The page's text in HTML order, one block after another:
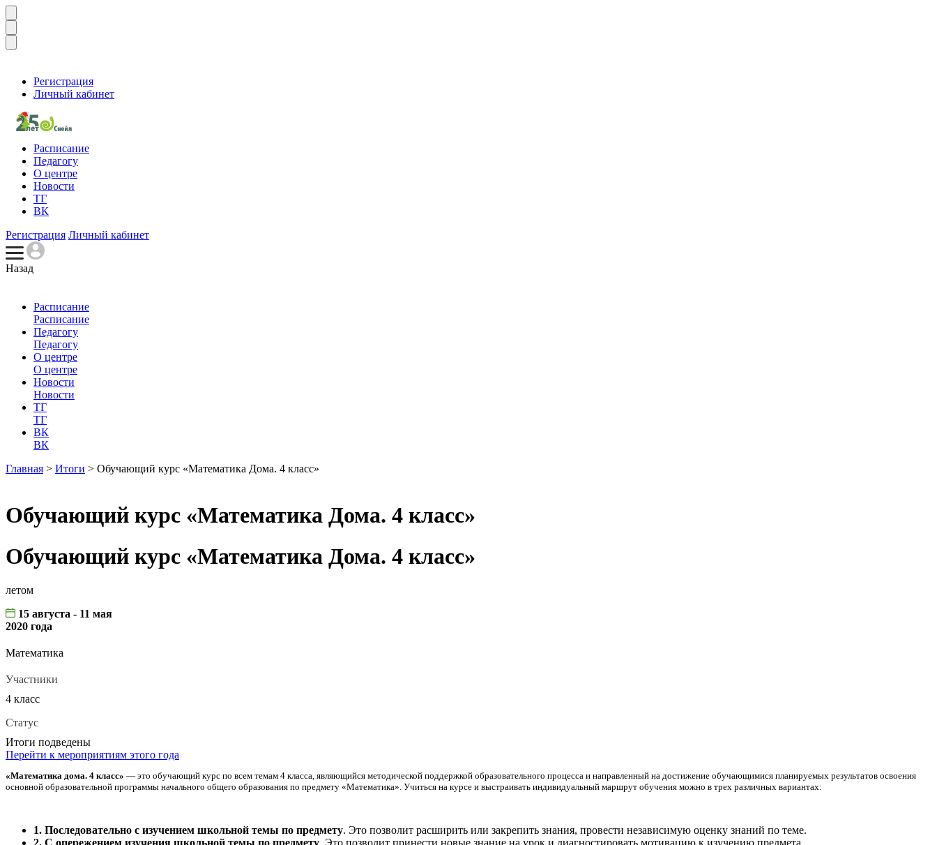
Регистрация
Личный кабинет
Расписание
Педагогу
О центре
Новости
ТГ
ВК
Регистрация Личный кабинет
Назад
Расписание
Расписание
Педагогу
Педагогу
О центре
О центре
Новости
Новости
ТГ
ТГ
ВК
ВК
Главная > Итоги > Обучающий курс «Математика Дома. 4 класс»
Обучающий курс «Математика Дома. 4 класс»
Обучающий курс «Математика Дома. 4 класс»
летом
15 августа - 11 мая
2020 года
Математика
Участники
4 класс
Статус
Итоги подведены
Перейти к мероприятиям этого года
«Математика дома. 4 класс» — это обучающий курс по всем темам 4 класса, являющийся методической поддержкой образовательного процесса и направленный на достижение обучающимися планируемых результатов освоения
основной образовательной программы начального общего образования по предмету «Математика». Учиться на курсе и выстраивать индивидуальный маршрут обучения можно в трех различных вариантах:
1. Последовательно с изучением школьной темы по предмету. Это позволит расширить или закрепить знания, провести независимую оценку знаний по теме.